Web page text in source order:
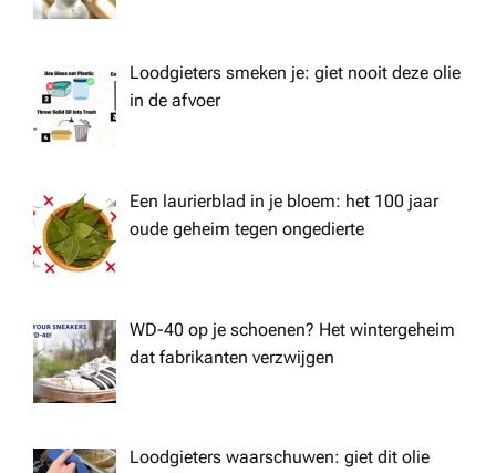
Loodgieters smeken je: giet nooit deze olie
in de afvoer
Een laurierblad in je bloem: het 100 jaar
oude geheim tegen ongedierte
WD-40 op je schoenen? Het wintergeheim
dat fabrikanten verzwijgen
Loodgieters waarschuwen: giet dit olie